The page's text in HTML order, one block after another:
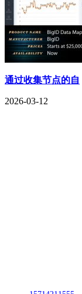
通过收集节点的自
2026-03-12